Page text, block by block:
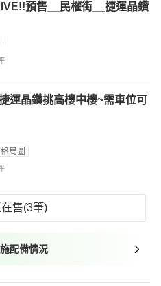
預售__民權街__捷運晶鑽
運晶鑽挑高樓中樓~需車位可
局圖
售(3筆)
配備情況